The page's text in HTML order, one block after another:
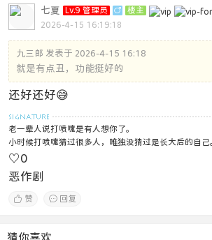
七夏 Lv.9 管理员 
楼主
2026-4-15 16:19:18
九三郎 发表于 2026-4-15 16:18
就是有点丑，功能挺好的
还好还好😅
老一辈人说打喷嚏是有人想你了。
小时候打喷嚏猜过很多人，唯独没猜过是长大后的自己
♡0
恶作剧
 赞  回复